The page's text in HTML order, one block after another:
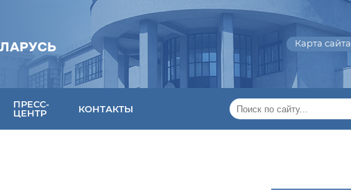
Карта сайта
ПРЕСС-
ЦЕНТР
КОНТАКТЫ